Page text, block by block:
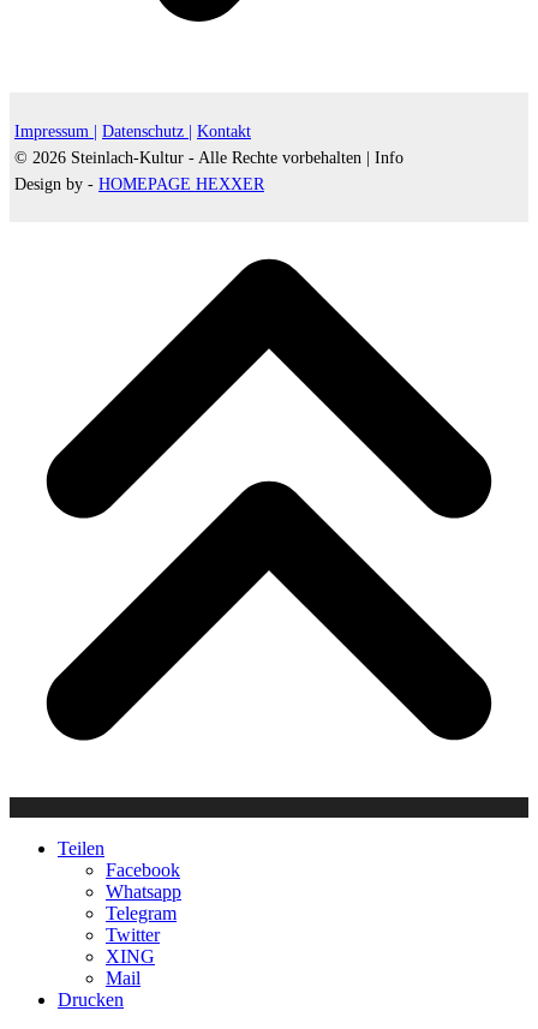
Impressum | Datenschutz | Kontakt
© 2026 Steinlach-Kultur - Alle Rechte vorbehalten | Info
Design by - HOMEPAGE HEXXER
Teilen
Facebook
Whatsapp
Telegram
Twitter
XING
Mail
Drucken